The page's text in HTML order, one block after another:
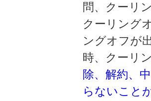
問、クーリ
クーリング
ングオフが
時、クーリ
除、解約、
らないこと